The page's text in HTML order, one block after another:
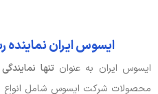
باتری، توان و خنک‌کننده
آداپتور باتری 45W
ایسوس ایران
ایسوس ایران به عنوان تنها
محصولات شرکت ایسوس شامل انواع